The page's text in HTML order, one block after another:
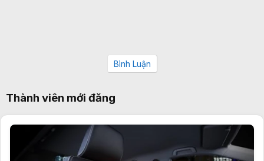
Bình Luận
Thành viên mới đăng